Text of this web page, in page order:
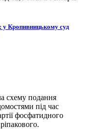
у Кропивницькому суд
схему подання
під час
фосфатидного